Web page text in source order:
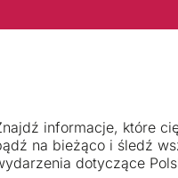
informacje, które
na bieżąco i śledź
dotyczące